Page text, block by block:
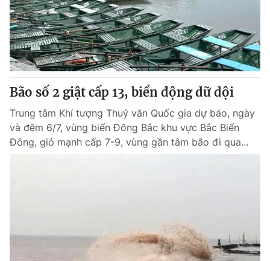
VTV Sức khoẻ Bất động sản
Thị trường 24h Tấm lòng Việt
VTV4 Vươn mình bằng AI
VTV9 VTV8
Liên hệ tòa soạn English
Bão số 2 giật cấp 13, biển động dữ dội
Trung tâm Khí tượng Thuỷ văn Quốc gia dự báo, ngày
và đêm 6/7, vùng biển Đông Bắc khu vực Bắc Biển
Đông, gió mạnh cấp 7-9, vùng gần tâm bão đi qua...